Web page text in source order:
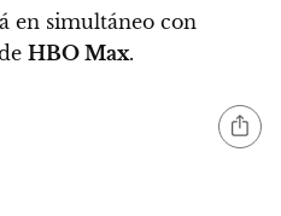
en simultáneo con
HBO Max.